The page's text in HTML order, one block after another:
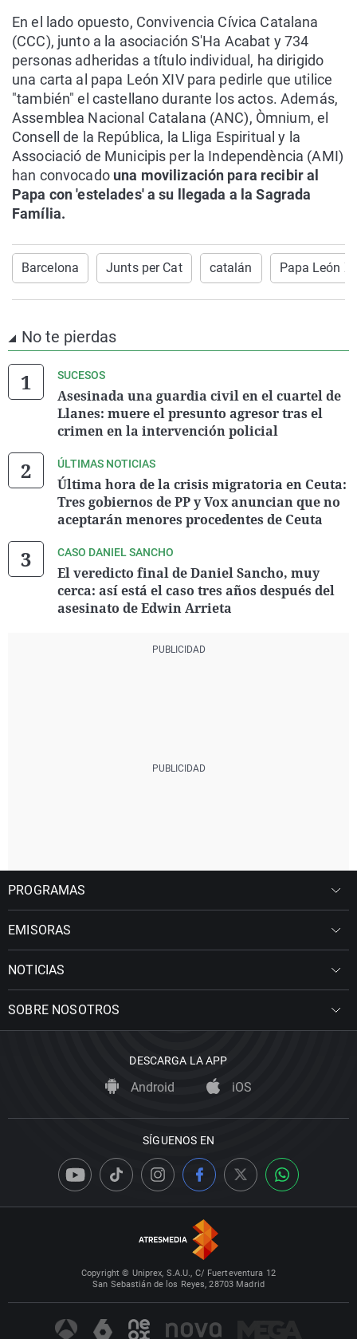
En el lado opuesto, Convivencia Cívica Catalana
(CCC), junto a la asociación S'Ha Acabat y 734
personas adheridas a título individual, ha dirigido
una carta al papa León XIV para pedirle que utilice
"también" el castellano durante los actos. Además,
Assemblea Nacional Catalana (ANC), Òmnium, el
Consell de la República, la Lliga Espiritual y la
Associació de Municipis per la Independència (AMI)
han convocado una movilización para recibir al
Papa con 'estelades' a su llegada a la Sagrada
Família.
Barcelona Junts per Cat catalán Papa León
No te pierdas
SUCESOS
Asesinada una guardia civil en el cuartel de
Llanes: muere el presunto agresor tras el
crimen en la intervención policial
ÚLTIMAS NOTICIAS
Última hora de la crisis migratoria en Ceuta:
Tres gobiernos de PP y Vox anuncian que no
aceptarán menores procedentes de Ceuta
CASO DANIEL SANCHO
El veredicto final de Daniel Sancho, muy
cerca: así está el caso tres años después del
asesinato de Edwin Arrieta
PROGRAMAS
EMISORAS
NOTICIAS
SOBRE NOSOTROS
DESCARGA LA APP
Android iOS
SÍGUENOS EN
Copyright © Uniprex, S.A.U., C/ Fuerteventura 12
San Sebastián de los Reyes, 28703 Madrid